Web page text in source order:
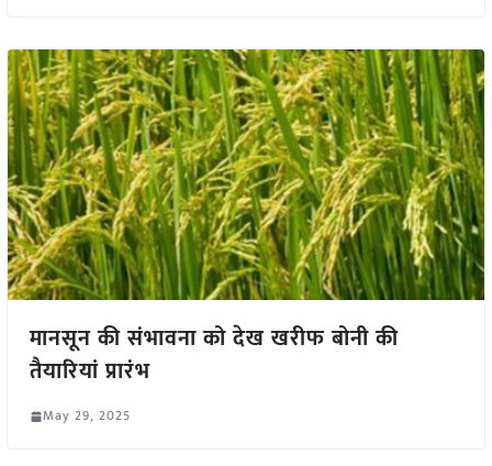
मानसून की संभावना को देख खरीफ बोनी की
तैयारियां प्रारंभ
May 29, 2025